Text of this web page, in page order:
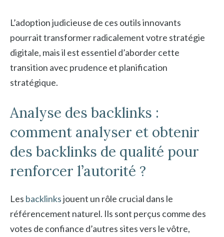
L’adoption judicieuse de ces outils innovants
pourrait transformer radicalement votre stratégie
digitale, mais il est essentiel d’aborder cette
transition avec prudence et planification
stratégique.
Analyse des backlinks :
comment analyser et obtenir
des backlinks de qualité pour
renforcer l’autorité ?
Les backlinksjouent un rôle crucial dans le
référencement naturel. Ils sont perçus comme des
votes de confiance d’autres sites vers le vôtre,